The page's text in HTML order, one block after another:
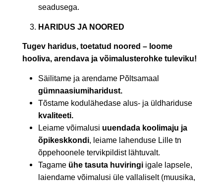
seadusega.
HARIDUS JA NOORED
Tugev haridus, toetatud noored – loome
hooliva, arendava ja võimalusterohke tuleviku!
Säilitame ja arendame Põltsamaal
gümnaasiumiharidust.
Tõstame kodulähedase alus- ja üldhariduse
kvaliteeti.
Leiame võimalusi uuendada koolimaju ja
õpikeskkondi, leiame lahenduse Lille tn
õppehoonele tervikpildist lähtuvalt.
Tagame ühe tasuta huviringi igale lapsele,
laiendame võimalusi üle vallaliselt (muusika,